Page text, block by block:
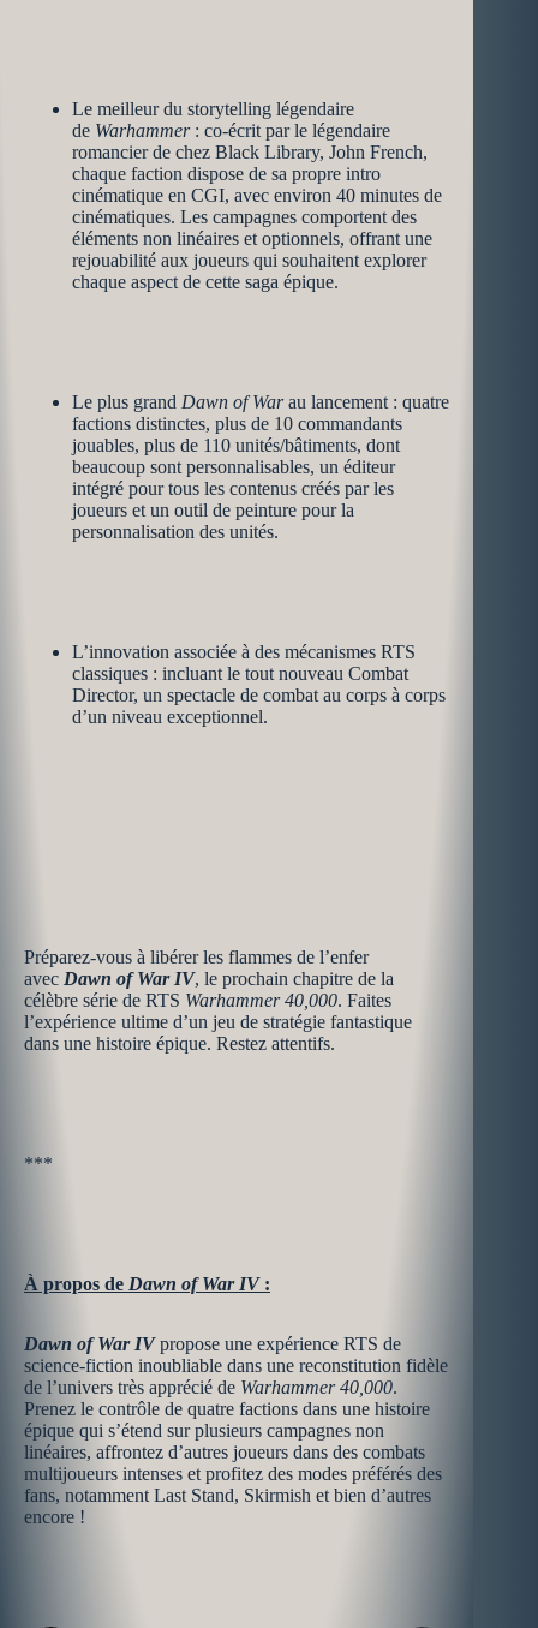
Le meilleur du storytelling légendaire
de Warhammer: co-écrit par le légendaire
romancier de chez Black Library, John French,
chaque faction dispose de sa propre intro
cinématique en CGI, avec environ 40 minutes de
cinématiques. Les campagnes comportent des
éléments non linéaires et optionnels, offrant une
rejouabilité aux joueurs qui souhaitent explorer
chaque aspect de cette saga épique.
Le plus grand Dawn of Warau lancement : quatre
factions distinctes, plus de 10 commandants
jouables, plus de 110 unités/bâtiments, dont
beaucoup sont personnalisables, un éditeur
intégré pour tous les contenus créés par les
joueurs et un outil de peinture pour la
personnalisation des unités.
L’innovation associée à des mécanismes RTS
classiques : incluant le tout nouveau Combat
Director, un spectacle de combat au corps à corps
d’un niveau exceptionnel.
Préparez-vous à libérer les flammes de l’enfer
avec Dawn of War IV, le prochain chapitre de la
célèbre série de RTS Warhammer 40,000. Faites
l’expérience ultime d’un jeu de stratégie fantastique
dans une histoire épique. Restez attentifs.
***
À propos de Dawn of War IV:
Dawn of War IVpropose une expérience RTS de
science-fiction inoubliable dans une reconstitution fidèle
de l’univers très apprécié de Warhammer 40,000.
Prenez le contrôle de quatre factions dans une histoire
épique qui s’étend sur plusieurs campagnes non
linéaires, affrontez d’autres joueurs dans des combats
multijoueurs intenses et profitez des modes préférés des
fans, notamment Last Stand, Skirmish et bien d’autres
encore !